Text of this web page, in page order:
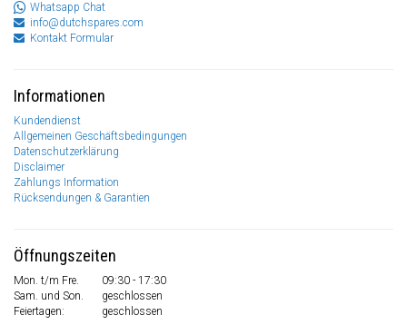
Whatsapp Chat
info@dutchspares.com
Kontakt Formular
Informationen
Kundendienst
Allgemeinen Geschäftsbedingungen
Datenschutzerklärung
Disclaimer
Zahlungs Information
Rücksendungen & Garantien
Öffnungszeiten
Mon. t/m Fre.
09:30 - 17:30
Sam. und Son.
geschlossen
Feiertagen:
geschlossen